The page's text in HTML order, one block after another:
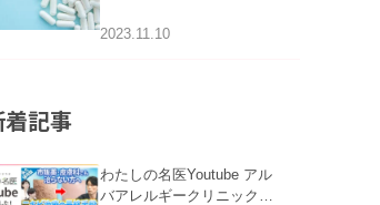
2023.11.10
着記事
わたしの名医Youtube アル
バアレルギークリニック札